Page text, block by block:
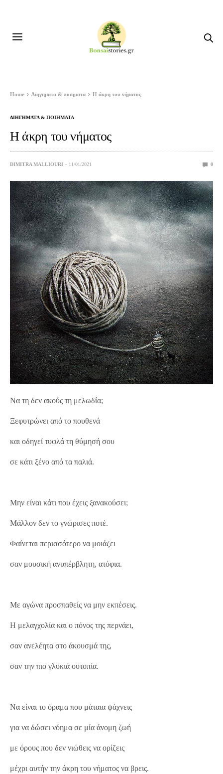
Home Διηγηματα & ποιηματα Η άκρη του νήματος
ΔΙΗΓΗΜΑΤΑ & ΠΟΙΗΜΑΤΑ
Η άκρη του νήματος
DIMITRA MALLIOURI 11/01/2021 0
Να τη δεν ακούς τη μελωδία;
Ξεφυτρώνει από το πουθενά
και οδηγεί τυφλά τη θύμησή σου
σε κάτι ξένο από τα παλιά.
Μην είναι κάτι που έχεις ξανακούσει;
Μάλλον δεν το γνώρισες ποτέ.
Φαίνεται περισσότερο να μοιάζει
σαν μουσική ανυπέρβλητη, ατόφια.
Με αγώνα προσπαθείς να μην εκπέσεις.
Η μελαγχολία και ο πόνος της περνάει,
σαν ανελέητα στο άκουσμά της,
σαν την πιο γλυκιά ουτοπία.
Να είναι το όραμα που μάταια ψάχνεις
για να δώσει νόημα σε μία άνομη ζωή
με όρους που δεν νιώθεις να ορίζεις
μέχρι αυτήν την άκρη του νήματος να βρεις.